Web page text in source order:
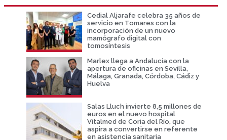
Cedial Aljarafe celebra 35 años de
servicio en Tomares con la
incorporación de un nuevo
mamógrafo digital con
tomosíntesis
Marlex llega a Andalucía con la
apertura de oficinas en Sevilla,
Málaga, Granada, Córdoba, Cádiz y
Huelva
Salas Lluch invierte 8,5 millones de
euros en el nuevo hospital
Vitalmed de Coria del Río, que
aspira a convertirse en referente
en asistencia sanitaria